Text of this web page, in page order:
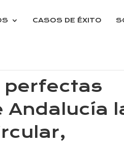
CASOS DE ÉXITO
perfectas
Andalucía